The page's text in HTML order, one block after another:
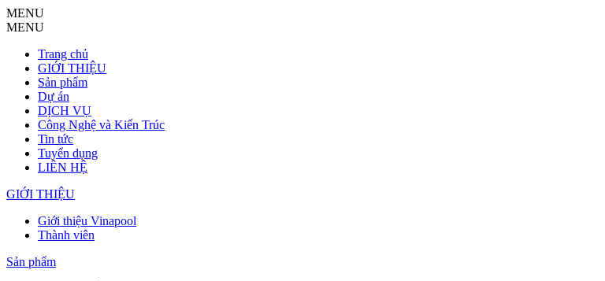
MENU
MENU
Trang chủ
GIỚI THIỆU
Sản phẩm
Dự án
DỊCH VỤ
Công Nghệ và Kiến Trúc
Tin tức
Tuyển dụng
LIÊN HỆ
GIỚI THIỆU
Giới thiệu Vinapool
Thành viên
Sản phẩm